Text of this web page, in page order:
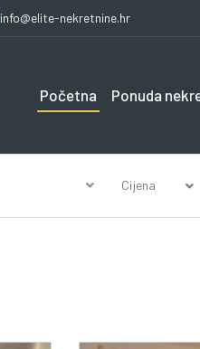
info@elite-nekretnine.hr
Početna Ponuda
Cijena